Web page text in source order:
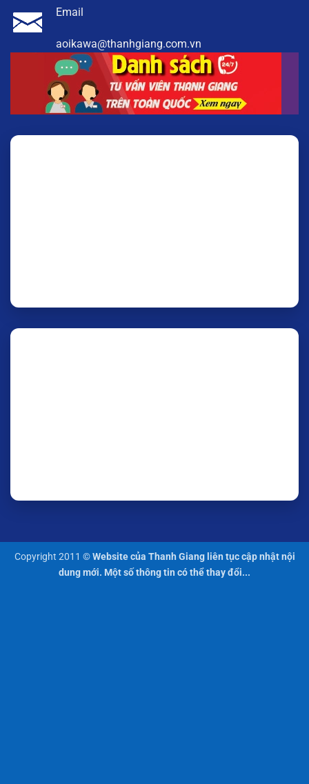
Email
aoikawa@thanhgiang.com.vn
Copyright 2011 ©Website của Thanh Giang liên tục cập nhật nội
dung mới. Một số thông tin có thể thay đổi...